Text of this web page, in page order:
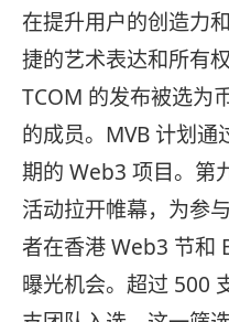
在提升用户的创造力
捷的艺术表达和所有权
TCOM 的发布被选为
的成员。MVB 计划
期的 Web3 项目。第
活动拉开帷幕，为参
者在香港 Web3 节和
曝光机会。超过 500